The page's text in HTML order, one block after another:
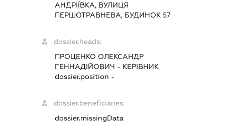
АНДРІЇВКА, ВУЛИЦЯ
ПЕРШОТРАВНЕВА, БУДИНОК 57
dossier.heads:
ПРОЦЕНКО ОЛЕКСАНДР
ГЕННАДІЙОВИЧ - КЕРІВНИК
dossier.position -
dossier.beneficiaries:
dossier.missingData